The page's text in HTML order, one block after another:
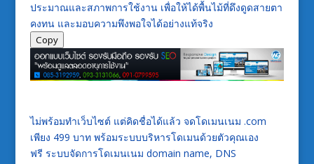
ประมาณและสภาพการใช้งาน เพื่อให้ได้พื้นไม้ที่ดึงดูดสายตา
คงทน และมอบความพึงพอใจได้อย่างแท้จริง
Copy
ไม่พร้อมทำเว็บไซต์ แต่คิดชื่อได้แล้ว จดโดเมนเนม .com
เพียง 499 บาท พร้อมระบบบริหารโดเมนด้วยตัวคุณเอง
ฟรี ระบบจัดการโดเมนเนม domain name, DNS